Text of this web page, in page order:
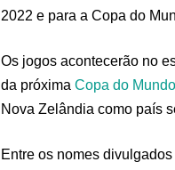
2022 e para a Copa do
Os jogos acontecerão no
da próxima Copa do
Nova Zelândia como país
Entre os nomes